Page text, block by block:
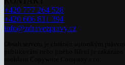
+420 777 264 528
+420 606 831 394
info@zdravezpravy.cz